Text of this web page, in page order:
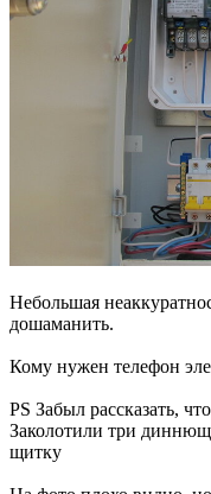
Небольшая
дошаманить.
Кому нужен телефон
PS Забыл рассказать,
Заколотили три
щитку